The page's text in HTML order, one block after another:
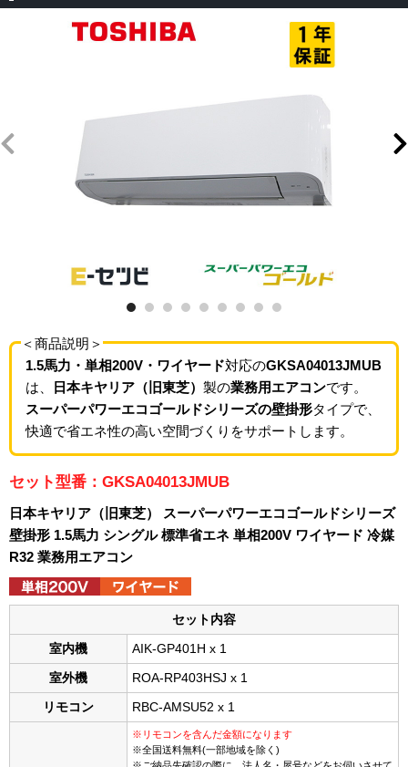
＜商品説明＞
1.5馬力・単相200V・ワイヤード対応のGKSA04013JMUB
は、
日本キヤリア（旧東芝） 製の業務用エアコンです。
スーパーパワーエコゴールドシリーズの壁掛形タイプで、
快適で省エネ性の高い空間づくりをサポートします。
セット型番：GKSA04013JMUB
日本キヤリア（旧東芝） スーパーパワーエコゴールドシリーズ
壁掛形 1.5馬力 シングル 標準省エネ 単相200V ワイヤード 冷媒
R32 業務用エアコン
セット内容
室内機 AIK-GP401H x 1
室外機 ROA-RP403HSJ x 1
リモコン RBC-AMSU52 x 1
※リモコンを含んだ金額になります
※全国送料無料(一部地域を除く)